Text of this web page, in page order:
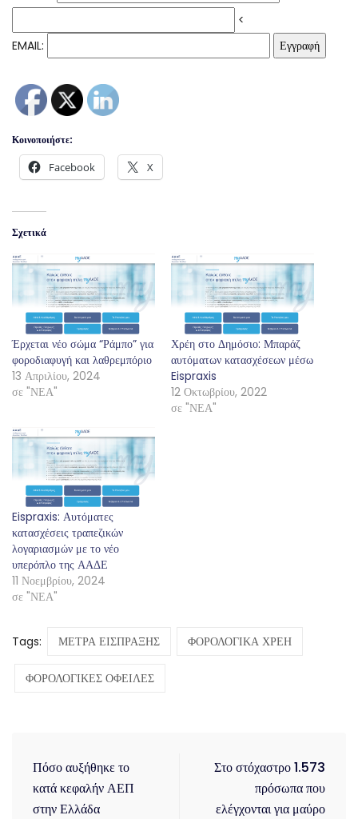
<
EMAIL:
Κοινοποιήστε:
Facebook X
Σχετικά
Έρχεται νέο σώμα “Ράμπο” για
φοροδιαφυγή και λαθρεμπόριο
13 Απριλίου, 2024
σε "ΝΕΑ"
Χρέη στο Δημόσιο: Μπαράζ
αυτόματων κατασχέσεων μέσω
Eispraxis
12 Οκτωβρίου, 2022
σε "ΝΕΑ"
Eispraxis: Αυτόματες
κατασχέσεις τραπεζικών
λογαριασμών με το νέο
υπερόπλο της ΑΑΔΕ
11 Νοεμβρίου, 2024
σε "ΝΕΑ"
Tags: ΜΕΤΡΑ ΕΙΣΠΡΑΞΗΣ ΦΟΡΟΛΟΓΙΚΑ ΧΡΕΗ
ΦΟΡΟΛΟΓΙΚΕΣ ΟΦΕΙΛΕΣ
Πόσο αυξήθηκε το
κατά κεφαλήν ΑΕΠ
στην Ελλάδα
Στο στόχαστρο 1.573
πρόσωπα που
ελέγχονται για μαύρο